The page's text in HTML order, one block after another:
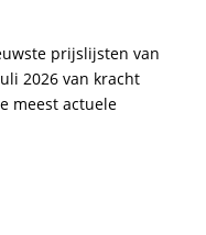
prijslijsten van
2026 van kracht
meest actuele